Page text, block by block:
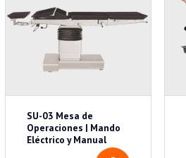
SU-03 Mesa de
Operaciones | Mando
Eléctrico y Manual